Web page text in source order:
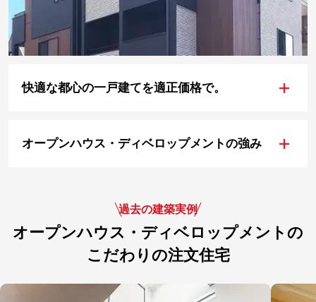
快適な都心の一戸建てを適正価格で。 +
オープンハウス・ディベロップメントの強み +
過去の建築実例
オープンハウス・ディベロップメントの
こだわりの注文住宅